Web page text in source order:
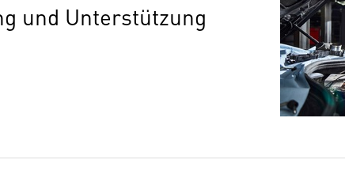
und Unterstützung